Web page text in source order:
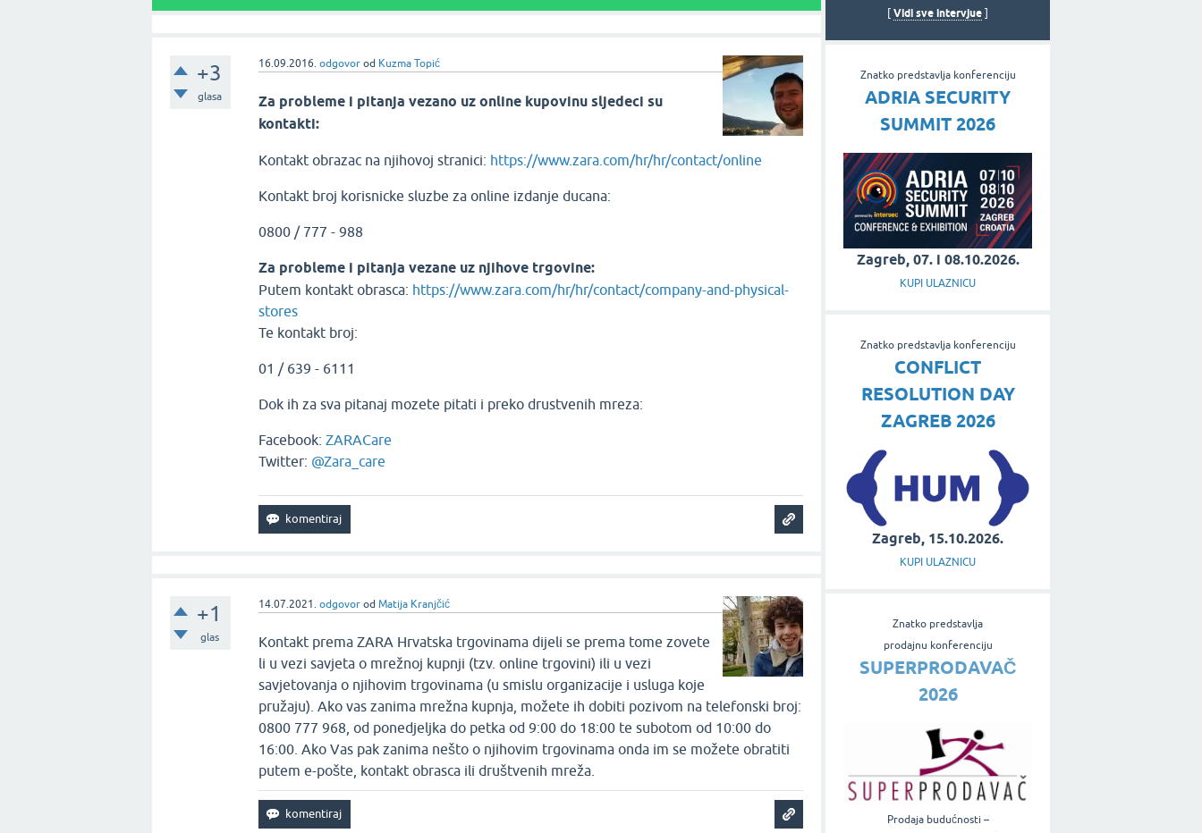
+3
glasa
16.09.2016. odgovor od Kuzma Topić
Za probleme i pitanja vezano uz online kupovinu sljedeci su
kontakti:
Kontakt obrazac na njihovoj stranici: https://www.zara.com/hr/hr/contact/online
Kontakt broj korisnicke sluzbe za online izdanje ducana:
0800 / 777 - 988
Za probleme i pitanja vezane uz njihove trgovine:
Putem kontakt obrasca: https://www.zara.com/hr/hr/contact/company-and-physical-
stores
Te kontakt broj:
01 / 639 - 6111
Dok ih za sva pitanaj mozete pitati i preko drustvenih mreza:
Facebook:ZARACare
Twitter: @Zara_care
+1
glas
14.07.2021. odgovor odMatija Kranjčić
Kontakt prema ZARA Hrvatska trgovinama dijeli se prema tome zovete
li u vezi savjeta o mrežnoj kupnji (tzv. online trgovini) ili u vezi
savjetovanja o njihovim trgovinama (u smislu organizacije i usluga koje
pružaju). Ako vas zanima mrežna kupnja, možete ih dobiti pozivom na telefonski broj:
0800 777 968, od ponedjeljka do petka od 9:00 do 18:00 te subotom od 10:00 do
16:00. Ako Vas pak zanima nešto o njihovim trgovinama onda im se možete obratiti
putem e-pošte, kontakt obrasca ili društvenih mreža.
Vidi sve intervjue
Znatko predstavlja konferenciju
ADRIA SECURITY
SUMMIT 2026
Zagreb, 07. i 08.10.2026.
KUPI ULAZNICU
Znatko predstavlja konferenciju
CONFLICT
RESOLUTION DAY
ZAGREB 2026
Zagreb, 15.10.2026.
KUPI ULAZNICU
Znatko predstavlja
prodajnu konferenciju
SUPERPRODAVAČ
2026
Prodaja budućnosti –